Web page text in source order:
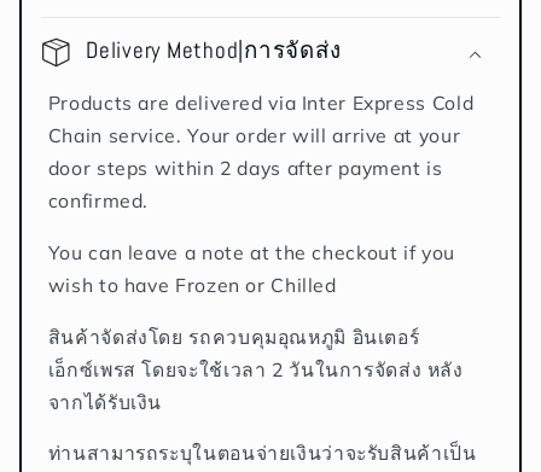
Delivery Method|การจัดส่ง
Products are delivered via Inter Express Cold
Chain service. Your order will arrive at your
door steps within 2 days after payment is
confirmed.
You can leave a note at the checkout if you
wish to have Frozen or Chilled
สินค้าจัดส่งโดย รถควบคุมอุณหภูมิ อินเตอร์
เอ็กซ์เพรส โดยจะใช้เวลา 2 วันในการจัดส่ง หลัง
จากได้รับเงิน
ท่านสามารถระบุในตอนจ่ายเงินว่าจะรับสินค้าเป็น